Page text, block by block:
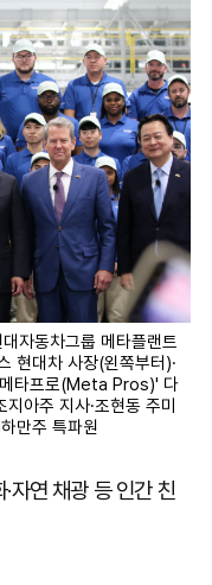
자동차그룹 메타플랜트
현대차 사장(왼쪽부터)·
메타프로(Meta Pros)' 다
아주 지사·조현동 주미
만주 특파원
자연 채광 등 인간 친